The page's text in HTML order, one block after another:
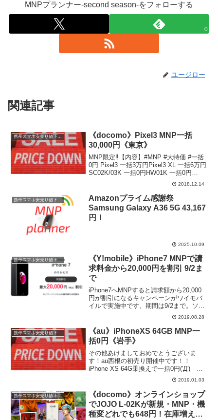
MNPプランナー-second season-をフォローする
0
ユージロー
関連記事
携帯スマホ安売り値下げ情報
《docomo》Pixel3 MNP一括
30,000円《東京》
MNP限定‼︎【内容】#MNP #大特価 #一括
0円 Pixel3 一括3万円Pixel3 XL 一括6万円
SC02K/03K 一括0円HW01K 一括0円
iphone8 64GB 一括0円iphoneX 64GB 一
2018.12.14
携帯スマホ安売り値下げ情報
Amazonプライム感謝祭
Samsung Galaxy A36 5G 43,167
円！
2025.10.09
携帯スマホ安売り値下げ情報
《Y!mobile》iPhone7 MNPで請
求料金から20,000円を割引 9/2ま
で
iPhone7へMNPすると請求額から20,000
円が割引になるキャンペーンがワイモバ
イルで実施中です。期間は9/2まで。ソフ
トバンクからのMNPは対象外。契約当月
以降の請求額から最大20,000円(税込)を割
引。割引額が割引対象料金を超え...
2019.08.28
《au》iPhoneXS 64GB MNP一
括0円《岩手》
その他あけましておめでとうございま
す！au西根の初売り開催中です！！
iPhone XS 64G乗換えで一括0円('Д') 本
日まで！！在庫あと１台です！#初売り
#一括ゼロ #本日限定 #au
#docomo #Softbank #iPho...
2019.01.03
携帯スマホ安売り値下げ情報
《docomo》オンラインショップ
でJOJO L-02Kが新規・MNP・機
種変どれでも648円！在庫増え